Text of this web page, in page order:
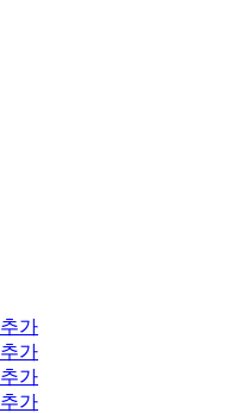
추가
추가
추가
추가